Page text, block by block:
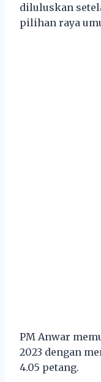
diluluskan
pilihan raya
PM Anwar
2023 dengan
4.05 petang.